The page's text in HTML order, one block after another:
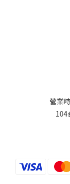
營業
104